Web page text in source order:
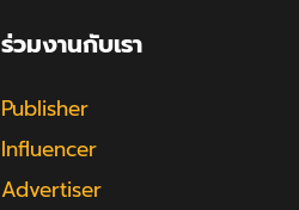
ร่วมงานกับเรา
Publisher
Influencer
Advertiser